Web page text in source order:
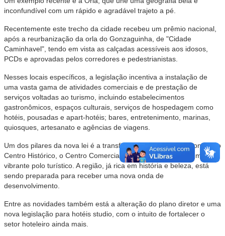
inconfundível com um rápido e agradável trajeto a pé.
Recentemente este trecho da cidade recebeu um prêmio nacional,
após a reurbanização da orla do Gonzaguinha, de "Cidade
Caminhavel", tendo em vista as calçadas acessíveis aos idosos,
PCDs e aprovadas pelos corredores e pedestrianistas.
Nesses locais específicos, a legislação incentiva a instalação de
uma vasta gama de atividades comerciais e de prestação de
serviços voltadas ao turismo, incluindo estabelecimentos
gastronômicos, espaços culturais, serviços de hospedagem como
hotéis, pousadas e apart-hotéis; bares, entretenimento, marinas,
quiosques, artesanato e agências de viagens.
Um dos pilares da nova lei é a transformação do eixo que conecta o
Centro Histórico, o Centro Comercial e a Orla da Praia em um
vibrante polo turístico. A região, já rica em história e beleza, está
sendo preparada para receber uma nova onda de
desenvolvimento.
Entre as novidades também está a alteração do plano diretor e uma
nova legislação para hotéis studio, com o intuito de fortalecer o
setor hoteleiro ainda mais.